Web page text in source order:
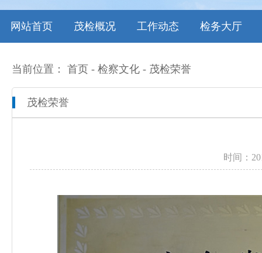
网站首页 茂检概况
本院领导
联系方式
工作动态
图片新闻
检务大厅
工作报告
公益诉讼
当前位置： 首页 - 检察文化 - 茂检荣誉
茂检荣誉
时间：